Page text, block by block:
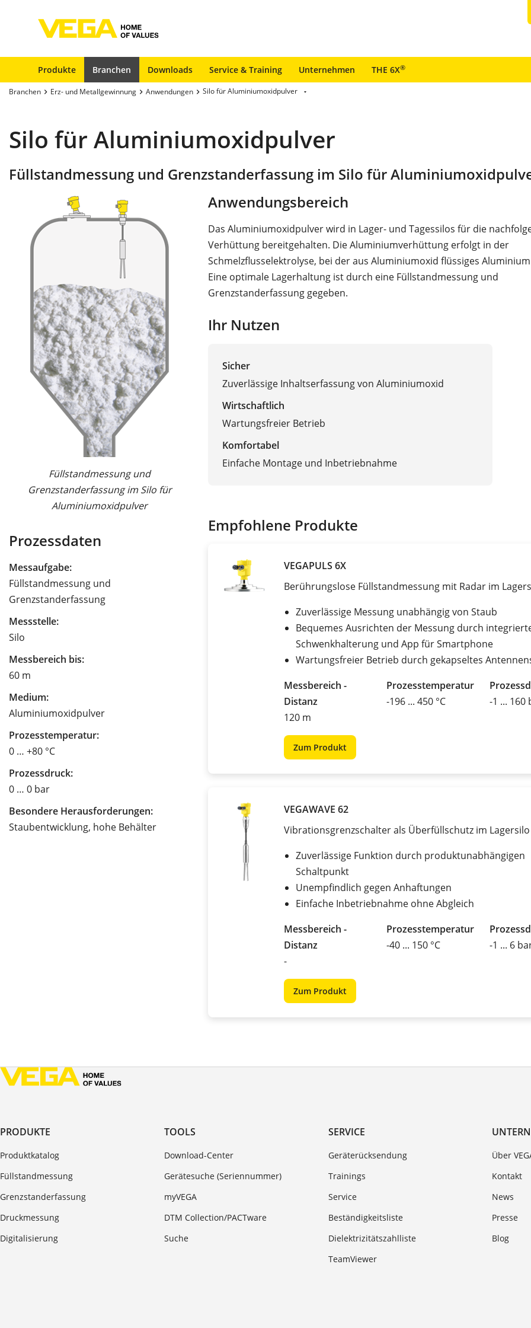
Produkte Branchen Downloads Service & Training Unternehmen THE 6X®
Branchen Erz- und Metallgewinnung Anwendungen Silo für Aluminiumoxidpulver
Silo für Aluminiumoxidpulver
Füllstandmessung und Grenzstanderfassung im Silo für
Füllstandmessung und
Grenzstanderfassung im Silo für
Aluminiumoxidpulver
Prozessdaten
Messaufgabe:
Füllstandmessung und
Grenzstanderfassung
Messstelle:
Silo
Messbereich bis:
60 m
Medium:
Aluminiumoxidpulver
Prozesstemperatur:
0 … +80 °C
Prozessdruck:
0 … 0 bar
Besondere Herausforderungen:
Staubentwicklung, hohe Behälter
Anwendungsbereich
Das Aluminiumoxidpulver wird in Lager- und Tagessilos für die
Verhüttung bereitgehalten. Die Aluminiumverhüttung erfolgt in der
Schmelzflusselektrolyse, bei der aus Aluminiumoxid flüssiges
Eine optimale Lagerhaltung ist durch eine Füllstandmessung und
Grenzstanderfassung gegeben.
Ihr Nutzen
Sicher
Zuverlässige Inhaltserfassung von Aluminiumoxid
Wirtschaftlich
Wartungsfreier Betrieb
Komfortabel
Einfache Montage und Inbetriebnahme
Empfohlene Produkte
VEGAPULS 6X
Berührungslose Füllstandmessung mit Radar im
Zuverlässige Messung unabhängig von Staub
Bequemes Ausrichten der Messung durch
Schwenkhalterung und App für Smartphone
Wartungsfreier Betrieb durch gekapseltes
Messbereich -
Distanz
120 m
Prozesstemperatur
-196 ... 450 °C
-1 ... 160
Zum Produkt
VEGAWAVE 62
Vibrationsgrenzschalter als Überfüllschutz im Lagersilo
Zuverlässige Funktion durch produktunabhängigen
Schaltpunkt
Unempfindlich gegen Anhaftungen
Einfache Inbetriebnahme ohne Abgleich
Messbereich -
Distanz
-
Prozesstemperatur
-40 ... 150 °C
-1 ... 6
Zum Produkt
PRODUKTE
Produktkatalog
Füllstandmessung
Grenzstanderfassung
Druckmessung
Digitalisierung
TOOLS
Download-Center
Gerätesuche (Seriennummer)
myVEGA
DTM Collection/PACTware
Suche
SERVICE
Geräterücksendung
Trainings
Service
Beständigkeitsliste
Dielektrizitätszahlliste
TeamViewer
Über
Kontakt
News
Presse
Blog